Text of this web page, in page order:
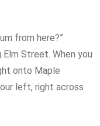
from here?”
Street. When you
onto Maple
left, right across